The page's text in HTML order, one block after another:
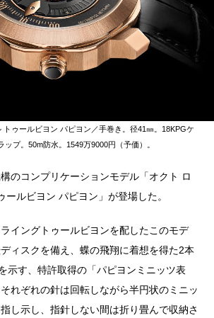
トゥールビヨン パピヨン／手巻き。径41㎜。18KPGケ
ップ。50m防水。1549万9000円（予価）。
のコンプリケーションモデル「オクト ロ
ールビヨン パピヨン」が登場した。
イングトゥールビヨンを配したこのモデ
ィスクを備え、蝶の飛翔に着想を得た2本
示す、特許取得の「パピヨンミニッツ表
れぞれの針は回転しながら半円状のミニッ
し示し、指針しない間は折り畳んで収納さ